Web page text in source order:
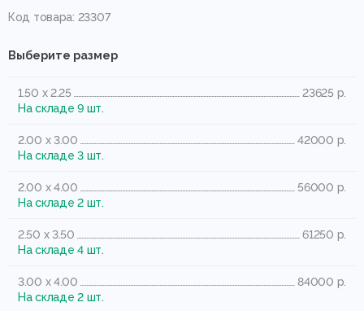
Код товара: 23307
Выберите размер
1.50 x 2.25
23625 р.
На складе 9 шт.
2.00 x 3.00
42000 р.
На складе 3 шт.
2.00 x 4.00
56000 р.
На складе 2 шт.
2.50 x 3.50
61250 р.
На складе 4 шт.
3.00 x 4.00
84000 р.
На складе 2 шт.